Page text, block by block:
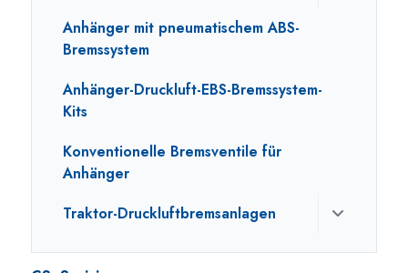
Anhänger mit pneumatischem ABS-
Bremssystem
Anhänger-Druckluft-EBS-Bremssystem-
Kits
Konventionelle Bremsventile für
Anhänger
Traktor-Druckluftbremsanlagen